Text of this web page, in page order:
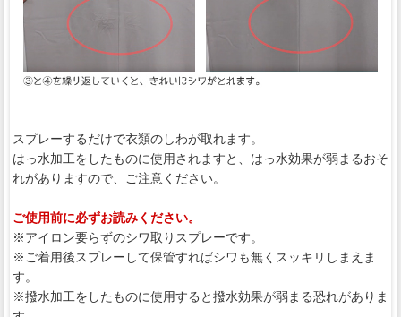
スプレーするだけで衣類のしわが取れます。
はっ水加工をしたものに使用されますと、はっ水効果が弱まるおそ
れがありますので、ご注意ください。
ご使用前に必ずお読みください。
※アイロン要らずのシワ取りスプレーです。
※ご着用後スプレーして保管すればシワも無くスッキリしまえま
す。
※撥水加工をしたものに使用すると撥水効果が弱まる恐れがありま